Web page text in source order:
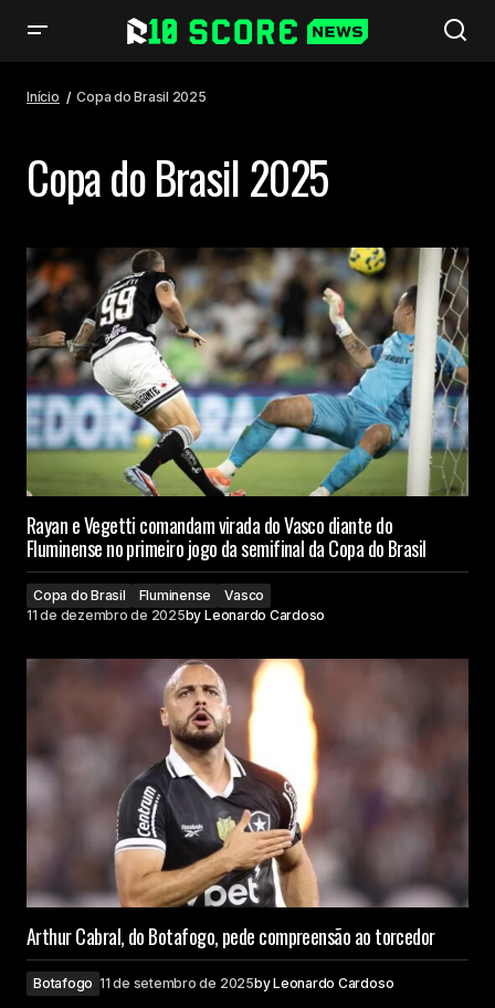
Início Copa do Brasil 2025
Copa do Brasil 2025
Rayan e Vegetti comandam virada do Vasco diante do
Fluminense no primeiro jogo da semifinal da Copa do Brasil
Copa do Brasil Fluminense
Vasco
11 de dezembro de 2025by Leonardo Cardoso
Arthur Cabral, do Botafogo, pede compreensão ao torcedor
Botafogo 11 de setembro de 2025byLeonardo Cardoso